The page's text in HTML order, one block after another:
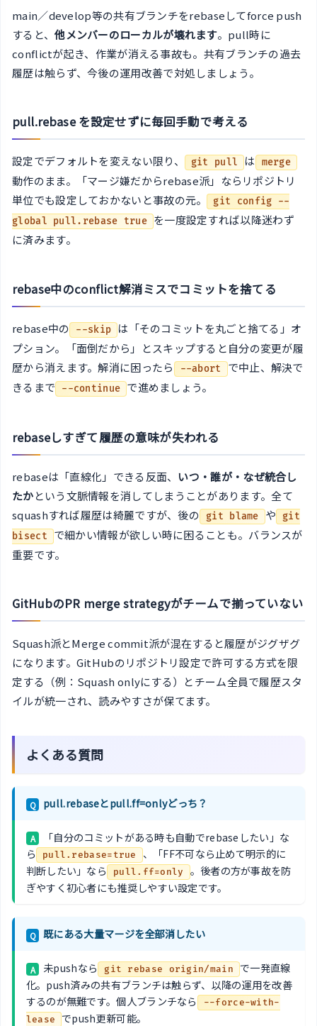
main／develop等の共有ブランチをrebaseしてforce push
すると、他メンバーのローカルが壊れます。pull時に
conflictが起き、作業が消える事故も。共有ブランチの過去
履歴は触らず、今後の運用改善で対処しましょう。
pull.rebase を設定せずに毎回手動で考える
設定でデフォルトを変えない限り、 git pull は merge
動作のまま。「マージ嫌だからrebase派」ならリポジトリ
単位でも設定しておかないと事故の元。 git config --
global pull.rebase true を一度設定すれば以降迷わず
に済みます。
rebase中のconflict解消ミスでコミットを捨てる
rebase中の --skip
は「そのコミットを丸ごと捨てる」オ
プション。「面倒だから」とスキップすると自分の変更が履
歴から消えます。解消に困ったら
--abort
で中止、解決で
きるまで
--continue で進めましょう。
rebaseしすぎて履歴の意味が失われる
rebaseは「直線化」できる反面、 いつ・誰が・なぜ統合し
たかという文脈情報を消してしまうことがあります。全て
squashすれば履歴は綺麗ですが、後の
git blame や
git
bisect
で細かい情報が欲しい時に困ることも。バランスが
重要です。
GitHubのPR merge strategyがチームで揃っていない
Squash派とMerge commit派が混在すると履歴がジグザグ
になります。GitHubのリポジトリ設定で許可する方式を限
定する（例：Squash onlyにする）とチーム全員で履歴スタ
イルが統一され、読みやすさが保てます。
よくある質問
Q pull.rebaseとpull.ff=onlyどっち？
A
「自分のコミットがある時も自動でrebaseしたい」な
ら
pull.rebase=true
、「FF不可なら止めて明示的に
判断したい」なら
pull.ff=only
。後者の方が事故を防
ぎやすく初心者にも推奨しやすい設定です。
Q 既にある大量マージを全部消したい
A 未pushなら git rebase origin/main
で一発直線
化。push済みの共有ブランチは触らず、以降の運用を改善
するのが無難です。個人ブランチなら
--force-with-
lease
でpush更新可能。